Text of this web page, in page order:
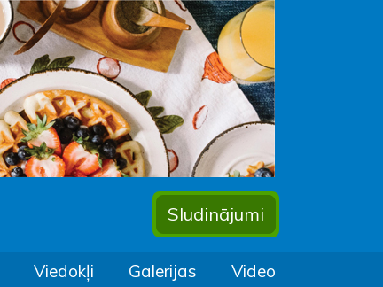
Sludinājumi
Viedokļi Galerijas Video